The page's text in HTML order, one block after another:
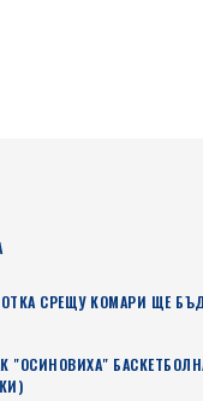
СРЕЩУ КОМАРИ ЩЕ
"ОСИНОВИХА"